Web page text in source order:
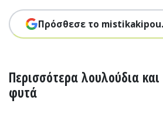
Πρόσθεσε το
Περισσότερα λουλούδια
φυτά